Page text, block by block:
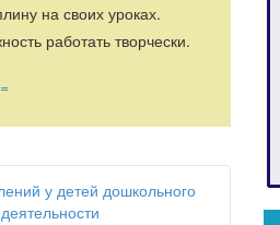
на своих уроках.
работать творчески.
у детей дошкольного